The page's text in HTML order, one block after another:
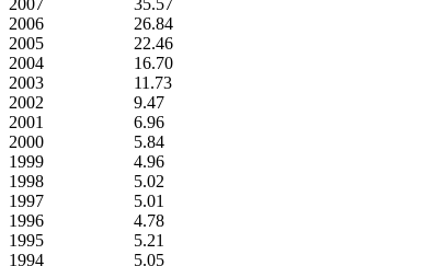
2006
26.84
2005
22.46
2004
16.70
2003
11.73
2002
9.47
2001
6.96
2000
5.84
1999
4.96
1998
5.02
1997
5.01
1996
4.78
1995
5.21
1994
5.05